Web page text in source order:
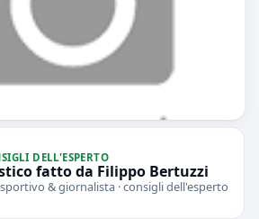
DELL'ESPERTO
fatto da Filippo Bertuzzi
& giornalista · consigli dell'esperto